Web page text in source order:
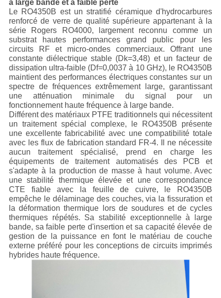
à large bande et à faible perte
Le RO4350B est un stratifié céramique d'hydrocarbures
renforcé de verre de qualité supérieure appartenant à la
série Rogers RO4000, largement reconnu comme un
substrat hautes performances grand public pour les
circuits RF et micro-ondes commerciaux. Offrant une
constante diélectrique stable (Dk=3,48) et un facteur de
dissipation ultra-faible (Df=0,0037 à 10 GHz), le RO4350B
maintient des performances électriques constantes sur un
spectre de fréquences extrêmement large, garantissant
une atténuation minimale du signal pour un
fonctionnement haute fréquence à large bande.
Différent des matériaux PTFE traditionnels qui nécessitent
un traitement spécial complexe, le RO4350B présente
une excellente fabricabilité avec une compatibilité totale
avec les flux de fabrication standard FR-4. Il ne nécessite
aucun traitement spécialisé, prend en charge les
équipements de traitement automatisés des PCB et
s'adapte à la production de masse à haut volume. Avec
une stabilité thermique élevée et une correspondance
CTE fiable avec la feuille de cuivre, le RO4350B
empêche le délaminage des couches, via la fissuration et
la déformation thermique lors de soudures et de cycles
thermiques répétés. Sa stabilité exceptionnelle à large
bande, sa faible perte d'insertion et sa capacité élevée de
gestion de la puissance en font le matériau de couche
externe préféré pour les conceptions de circuits imprimés
hybrides haute fréquence.